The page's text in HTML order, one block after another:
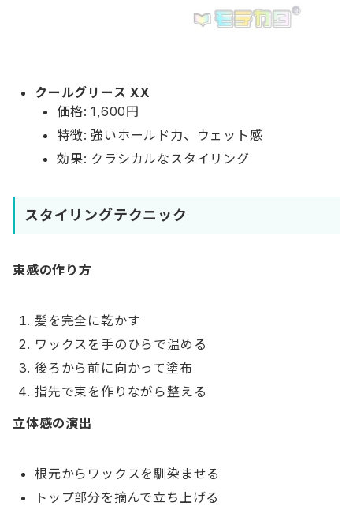
クールグリース XX
価格: 1,600円
特徴: 強いホールド力、ウェット感
効果: クラシカルなスタイリング
スタイリングテクニック
束感の作り方
髪を完全に乾かす
ワックスを手のひらで温める
後ろから前に向かって塗布
指先で束を作りながら整える
立体感の演出
根元からワックスを馴染ませる
トップ部分を摘んで立ち上げる